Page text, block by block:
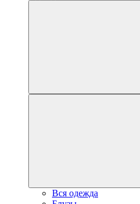
Вся одежда